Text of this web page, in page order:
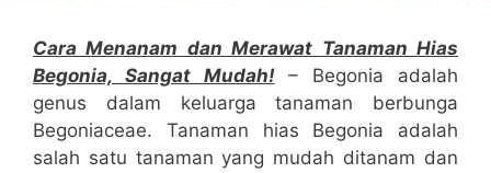
Cara Menanam dan Merawat Tanaman Hias
Begonia, Sangat Mudah!– Begonia adalah
genus dalam keluarga tanaman berbunga
Begoniaceae. Tanaman hias Begonia adalah
salah satu tanaman yang mudah ditanam dan